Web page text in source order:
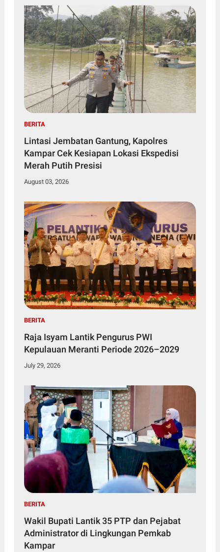
BERITA
Lintasi Jembatan Gantung, Kapolres
Kampar Cek Kesiapan Lokasi Ekspedisi
Merah Putih Presisi
August 03, 2026
BERITA
Raja Isyam Lantik Pengurus PWI
Kepulauan Meranti Periode 2026–2029
July 29, 2026
BERITA
Wakil Bupati Lantik 35 PTP dan Pejabat
Administrator di Lingkungan Pemkab
Kampar